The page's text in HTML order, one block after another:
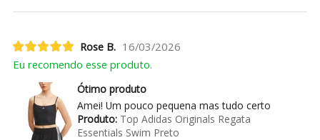
Rose B. 16/03/2026
Eu recomendo esse produto.
Ótimo produto
Amei! Um pouco pequena mas tudo certo
Produto:Top Adidas Originals Regata
Essentials Swim Preto